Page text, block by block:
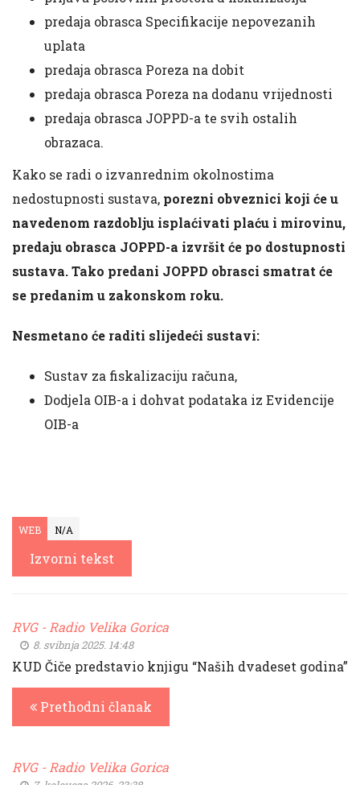
predaja obrasca Specifikacije nepovezanih
uplata
predaja obrasca Poreza na dobit
predaja obrasca Poreza na dodanu vrijednosti
predaja obrasca JOPPD-a te svih ostalih
obrazaca.
Kako se radi o izvanrednim okolnostima
nedostupnosti sustava, porezni obveznici koji će u
navedenom razdoblju isplaćivati plaću i mirovinu,
predaju obrasca JOPPD-a izvršit će po dostupnosti
sustava. Tako predani JOPPD obrasci smatrat će
se predanim u zakonskom roku.
Nesmetano će raditi slijedeći sustavi:
Sustav za fiskalizaciju računa,
Dodjela OIB-a i dohvat podataka iz Evidencije
OIB-a
WEB N/A
Izvorni tekst
RVG - Radio Velika Gorica
8. svibnja 2025. 14:48
KUD Čiče predstavio knjigu “Naših dvadeset godina”
Prethodni članak
RVG - Radio Velika Gorica